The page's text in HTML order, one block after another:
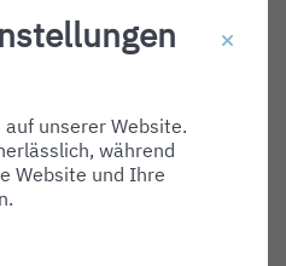
unserer Website.
während
Website und Ihre